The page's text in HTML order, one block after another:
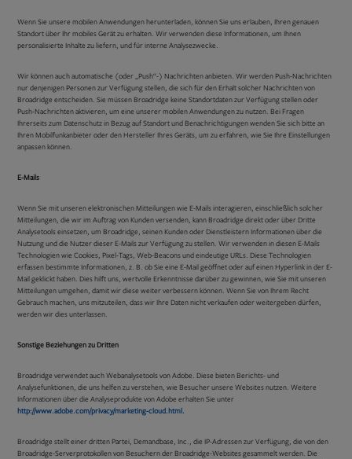
Wenn Sie unsere mobilen Anwendungen herunterladen, können Sie uns erlauben, Ihren genauen
Standort über Ihr mobiles Gerät zu erhalten. Wir verwenden diese Informationen, um Ihnen
personalisierte Inhalte zu liefern, und für interne Analysezwecke.
Wir können auch automatische (oder „Push“-) Nachrichten anbieten. Wir werden Push-Nachrichten
nur denjenigen Personen zur Verfügung stellen, die sich für den Erhalt solcher Nachrichten von
Broadridge entscheiden. Sie müssen Broadridge keine Standortdaten zur Verfügung stellen oder
Push-Nachrichten aktivieren, um eine unserer mobilen Anwendungen zu nutzen. Bei Fragen
Ihrerseits zum Datenschutz in Bezug auf Standort und Benachrichtigungen wenden Sie sich bitte an
Ihren Mobilfunkanbieter oder den Hersteller Ihres Geräts, um zu erfahren, wie Sie Ihre Einstellungen
anpassen können.
E-Mails
Wenn Sie mit unseren elektronischen Mitteilungen wie E-Mails interagieren, einschließlich solcher
Mitteilungen, die wir im Auftrag von Kunden versenden, kann Broadridge direkt oder über Dritte
Analysetools einsetzen, um Broadridge, seinen Kunden oder Dienstleistern Informationen über die
Nutzung und die Nutzer dieser E-Mails zur Verfügung zu stellen. Wir verwenden in diesen E-Mails
Technologien wie Cookies, Pixel-Tags, Web-Beacons und eindeutige URLs. Diese Technologien
erfassen bestimmte Informationen, z. B. ob Sie eine E-Mail geöffnet oder auf einen Hyperlink in der E-
Mail geklickt haben. Dies hilft uns, wertvolle Erkenntnisse darüber zu gewinnen, wie Sie mit unseren
Mitteilungen umgehen, damit wir diese weiter verbessern können. Wenn Sie von Ihrem Recht
Gebrauch machen, uns mitzuteilen, dass wir Ihre Daten nicht verkaufen oder weitergeben dürfen,
werden wir dies unterlassen.
Sonstige Beziehungen zu Dritten
Broadridge verwendet auch Webanalysetools von Adobe. Diese bieten Berichts- und
Analysefunktionen, die uns helfen zu verstehen, wie Besucher unsere Websites nutzen. Weitere
Informationen über die Analyseprodukte von Adobe erhalten Sie unter
http://www.adobe.com/privacy/marketing-cloud.html.
tab
Broadridge stellt einer dritten Partei, Demandbase, Inc., die IP-Adressen zur Verfügung, die von den
Broadridge-Serverprotokollen von Besuchern der Broadridge-Websites gesammelt werden. Die